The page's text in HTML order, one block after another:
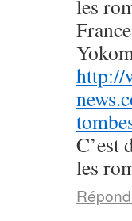
les
http://
C’est
les